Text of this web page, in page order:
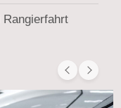
Rangierfahrt